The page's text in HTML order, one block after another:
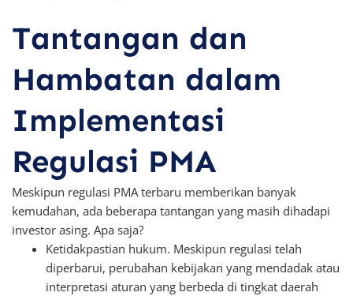
Tantangan dan
Hambatan dalam
Implementasi
Regulasi PMA
Meskipun regulasi PMA terbaru memberikan banyak
kemudahan, ada beberapa tantangan yang masih dihadapi
investor asing. Apa saja?
Ketidakpastian hukum. Meskipun regulasi telah
diperbarui, perubahan kebijakan yang mendadak atau
interpretasi aturan yang berbeda di tingkat daerah